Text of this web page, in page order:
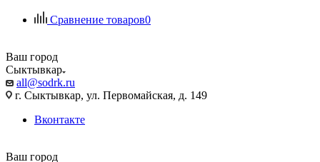
Сравнение товаров0
Ваш город
Сыктывкар
all@sodrk.ru
г. Сыктывкар, ул. Первомайская, д. 149
Вконтакте
Ваш город